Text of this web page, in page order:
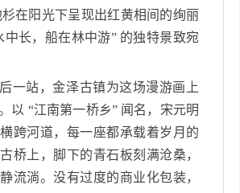
在阳光下呈现出红黄相间的绚丽
中长，船在林中游” 的独特景致宛
一站，金泽古镇为这场漫游画上
以 “江南第一桥乡” 闻名，宋元明
跨河道，每一座都承载着岁月的
桥上，脚下的青石板刻满沧桑，
流淌。没有过度的商业化包装，